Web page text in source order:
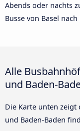
Abends oder nachts
Busse von Basel
Alle
und Baden-
Die Karte unten zeigt
und Baden-Baden